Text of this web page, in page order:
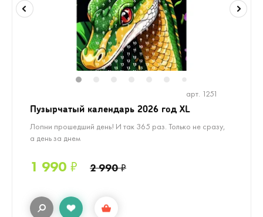
арт. 1251
Пузырчатый календарь 2026 год XL
Лопни прошедший день! И так 365 раз. Только не сразу,
а день за днем
1 990 ₽ 2 990₽